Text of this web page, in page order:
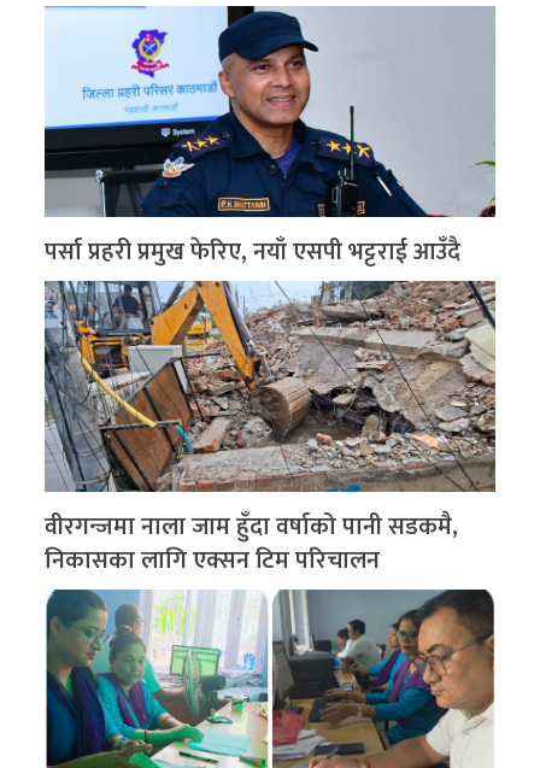
पर्सा प्रहरी प्रमुख फेरिए, नयाँ एसपी भट्टराई आउँदै
वीरगन्जमा नाला जाम हुँदा वर्षाको पानी सडकमै,
निकासका लागि एक्सन टिम परिचालन